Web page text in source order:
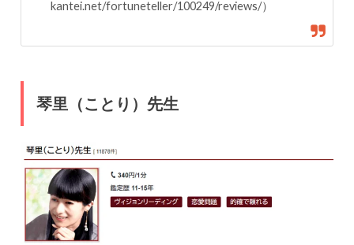
kantei.net/fortuneteller/100249/reviews/）
琴里（ことり）先生